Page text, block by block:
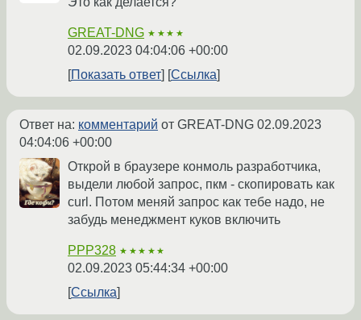
GREAT-DNG ★★★★
02.09.2023 04:04:06 +00:00
Показать ответ
Ссылка
Ответ на: комментарий от GREAT-DNG 02.09.2023
04:04:06 +00:00
Открой в браузере конмоль разработчика,
выдели любой запрос, пкм - скопировать как
curl. Потом меняй запрос как тебе надо, не
забудь менеджмент куков включить
PPP328 ★★★★★
02.09.2023 05:44:34 +00:00
Ссылка